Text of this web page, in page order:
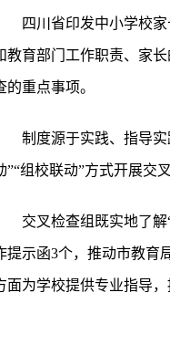
四川省印发中小学校
教育部门工作职责、家
的重点事项。
制度源于实践、指导
”“组校联动”方式开展交
交叉检查组既实地了
提示函3个，推动市教育
面为学校提供专业指导，